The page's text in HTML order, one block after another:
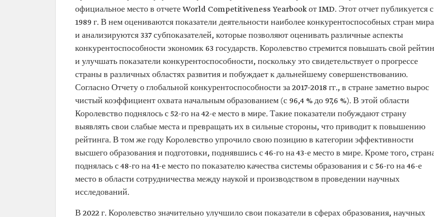
официальное место в отчете World Competitiveness Yearbook от IMD. Этот отчет публикуется с
1989 г. В нем оцениваются показатели деятельности наиболее конкурентоспособных стран мира
и анализируются 337 субпоказателей, которые позволяют оценивать различные аспекты
конкурентоспособности экономик 63 государств. Королевство стремится повышать свой
и улучшать показатели конкурентоспособности, поскольку это свидетельствует о прогрессе
страны в различных областях развития и побуждает к дальнейшему совершенствованию.
Согласно Отчету о глобальной конкурентоспособности за 2017–2018 гг., в стране заметно вырос
чистый коэффициент охвата начальным образованием (с 96,4 % до 97,6 %). В этой области
Королевство поднялось с 52-го на 42-е место в мире. Такие показатели побуждают страну
выявлять свои слабые места и превращать их в сильные стороны, что приводит к повышению
рейтинга. В том же году Королевство упрочило свою позицию в категории эффективности
высшего образования и подготовки, поднявшись с 46-го на 43-е место в мире. Кроме того,
поднялась с 48-го на 41-е место по показателю качества системы образования и с 56-го на 46-е
место в области сотрудничества между наукой и производством в проведении научных
исследований.
В 2022 г. Королевство значительно улучшило свои показатели в сферах образования, научных